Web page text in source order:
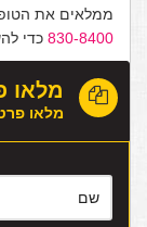
ממלאים את הטופס הקצר
830-8400 כדי
מלאו
מלאו פרטים וקבלו 5